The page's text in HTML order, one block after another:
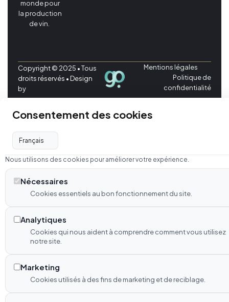
monde pour
la production
de vin.
Copyright © 2025 • Tous
droits réservés • Design
by
Mentions légales
Politique de
confidentialité
Consentement des cookies
Nous utilisons des cookies pour améliorer votre expérience.
Nécessaires
Cookies essentiels au bon fonctionnement du site.
Analytiques
Cookies qui nous aident à comprendre comment vous utilisez
notre site.
Marketing
Cookies utilisés à des fins de marketing et de reciblage.